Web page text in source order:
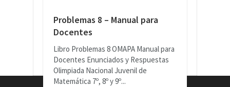
Problemas 8 – Manual para
Docentes
Libro Problemas 8 OMAPA Manual para
Docentes Enunciados y Respuestas
Olimpiada Nacional Juvenil de
Matemática 7º, 8º y 9º...